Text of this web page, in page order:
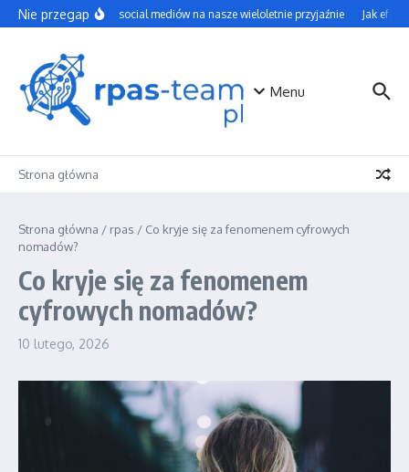
Przejdź do treści
Nie przegapWpływ social mediów na nasze wieloletnie przyjaźnie Jak
Menu
Strona główna
Strona główna / rpas / Co kryje się za fenomenem cyfrowych
nomadów?
Co kryje się za fenomenem
cyfrowych nomadów?
10 lutego, 2026